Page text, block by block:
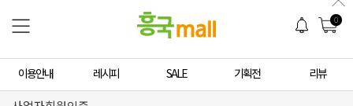
0
이용안내 레시피 SALE 기획전 리뷰